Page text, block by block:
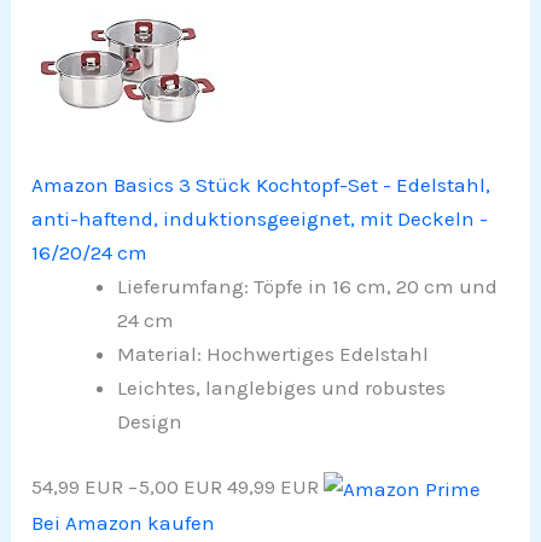
Amazon Basics 3 Stück Kochtopf-Set - Edelstahl,
anti-haftend, induktionsgeeignet, mit Deckeln -
16/20/24 cm
Lieferumfang: Töpfe in 16 cm, 20 cm und
24 cm
Material: Hochwertiges Edelstahl
Leichtes, langlebiges und robustes
Design
54,99 EUR −5,00 EUR 49,99 EUR
Bei Amazon kaufen